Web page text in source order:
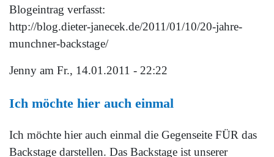
Blogeintrag verfasst:
http://blog.dieter-janecek.de/2011/01/10/20-jahre-
munchner-backstage/
Jenny am Fr., 14.01.2011 - 22:22
Ich möchte hier auch einmal
Ich möchte hier auch einmal die Gegenseite FÜR das
Backstage darstellen. Das Backstage ist unserer